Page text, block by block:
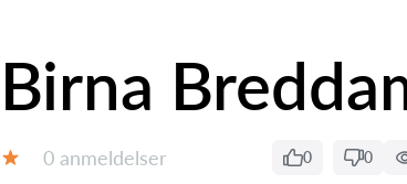
Birna
Anmeldelser:
0 anmeldelser 0 0